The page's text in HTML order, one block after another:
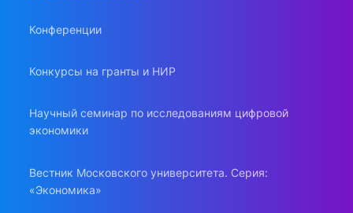
Конференции
Конкурсы на гранты и НИР
Научный семинар по исследованиям цифровой
экономики
Вестник Московского университета. Серия:
«Экономика»